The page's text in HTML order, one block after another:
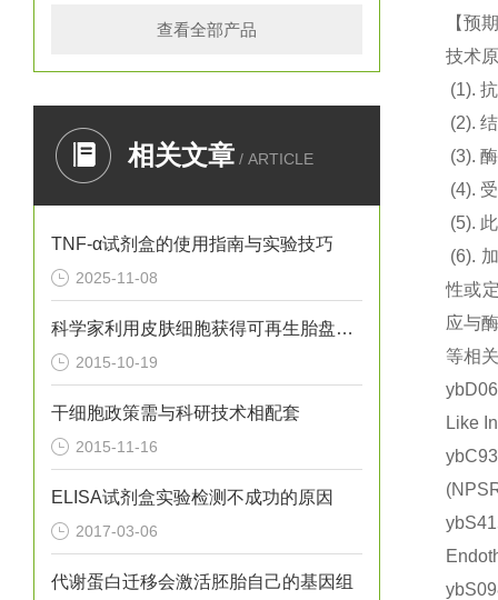
查看全部产品
相关文章 / ARTICLE
TNF-α试剂盒的使用指南与实验技巧
2025-11-08
科学家利用皮肤细胞获得可再生胎盘的干细胞
2015-10-19
干细胞政策需与科研技术相配套
2015-11-16
ELISA试剂盒实验检测不成功的原因
2017-03-06
代谢蛋白迁移会激活胚胎自己的基因组
【预
技术
(1).
(2).
(3).
(4).
(5).
(6).
性或
应与
等相
Like